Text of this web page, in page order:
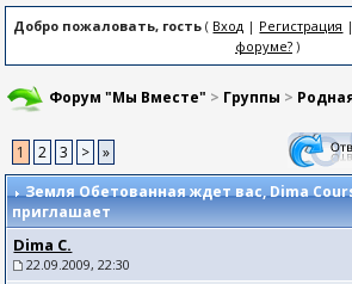
Добро пожаловать, гость ( Вход | Регистрация |
форуме?)
Форум "Мы Вместе" > Группы >
1 2 3 >
»
Земля Обетованная ждет вас, Dima
приглашает
Dima C.
22.09.2009, 22:30